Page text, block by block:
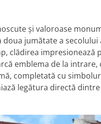
și valoroase
jumătate a secolului
clădirea impresionează
emblema de la intrare,
completată cu
legătura directă